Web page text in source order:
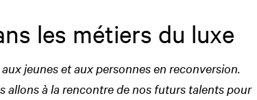
les métiers du luxe
aux jeunes et aux personnes en reconversion.
allons à la rencontre de nos futurs talents pour